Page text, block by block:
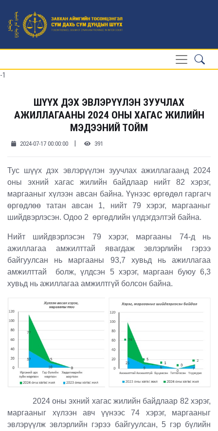
-1
ШҮҮХ ДЭХ ЭВЛЭРҮҮЛЭН ЗУУЧЛАХ
АЖИЛЛАГААНЫ 2024 ОНЫ ХАГАС ЖИЛИЙН
МЭДЭЭНИЙ ТОЙМ
2024-07-17 00:00:00 | 391
Тус шүүх дэх эвлэрүүлэн зуучлах ажиллагаанд 2024
оны эхний хагас жилийн байдлаар нийт 82 хэрэг,
маргааныг хүлээн авсан байна. Үүнээс өргөдөл гаргагч
өргөдлөө татан авсан 1, нийт 79 хэрэг, маргааныг
шийдвэрлэсэн. Одоо 2 өргөдлийн үлдэгдэлтэй байна.
Нийт шийдвэрлэсэн 79 хэрэг, маргааны 74-д нь
ажиллагаа амжилттай явагдаж эвлэрлийн гэрээ
байгуулсан нь маргааны 93,7 хувьд нь ажиллагаа
амжилттай болж, үлдсэн 5 хэрэг, маргаан буюу 6,3
хувьд нь ажиллагаа амжилтгүй болсон байна.
2024 оны эхний хагас жилийн байдлаар 82 хэрэг,
маргааныг хүлээн авч үүнээс 74 хэрэг, маргааныг
эвлэрүүлж эвлэрлийн гэрээ байгуулсан, 5 гэр бүлийн